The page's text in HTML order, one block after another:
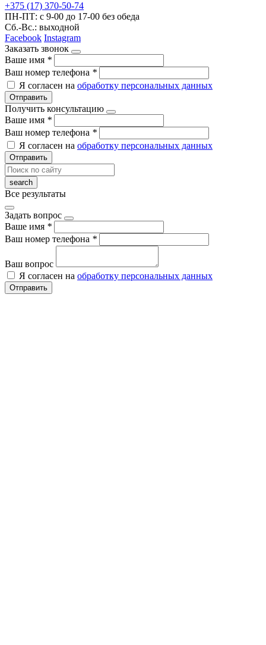
+375 (17) 370-50-74
ПН-ПТ: с 9-00 до 17-00 без обеда
Сб.-Вс.: выходной
Facebook Instagram
Заказать звонок
Ваше имя *
Ваш номер телефона *
Я согласен на обработку персональных данных
Отправить
Получить консультацию
Ваше имя *
Ваш номер телефона *
Я согласен на обработку персональных данных
Отправить
Все результаты
Задать вопрос
Ваше имя *
Ваш номер телефона *
Ваш вопрос
Я согласен на обработку персональных данных
Отправить